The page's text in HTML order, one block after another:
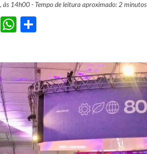
14h00 - Tempo de leitura aproximado: 2 minutos
EmailWhatsApp